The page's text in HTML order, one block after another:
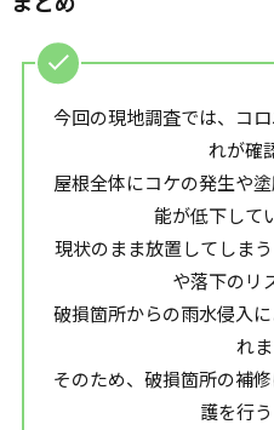
今回の現地調査では、コ
れが確
屋根全体にコケの発生や
能が低下して
現状のまま放置してしま
や落下のリ
破損箇所からの雨水侵入
れま
そのため、破損箇所の補
護を行う